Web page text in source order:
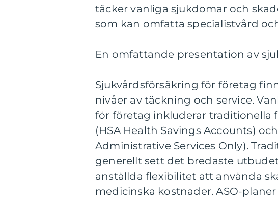
täcker vanliga sjukdomar och
som kan omfatta specialistvård
En omfattande presentation av
Sjukvårdsförsäkring för företag
nivåer av täckning och service.
för företag inkluderar traditionella
(HSA Health Savings Accounts)
Administrative Services Only).
generellt sett det bredaste
anställda flexibilitet att använda
medicinska kostnader. ASO-